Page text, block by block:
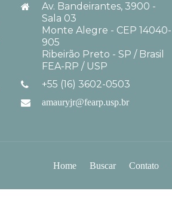
Av. Bandeirantes, 3900 -
Sala 03
Monte Alegre - CEP 14040-
905
Ribeirão Preto - SP / Brasil
FEA-RP / USP
+55 (16) 3602-0503
amauryjr@fearp.usp.br
Home Buscar Contato